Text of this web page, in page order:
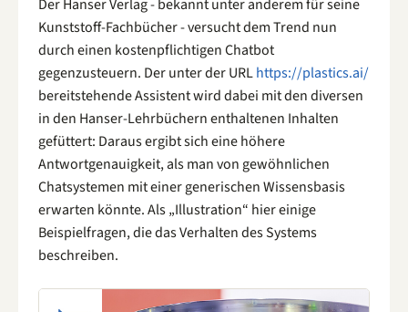
Der Hanser Verlag - bekannt unter anderem für seine
Kunststoff-Fachbücher - versucht dem Trend nun
durch einen kostenpflichtigen Chatbot
gegenzusteuern. Der unter der URLhttps://plastics.ai/
bereitstehende Assistent wird dabei mit den diversen
in den Hanser-Lehrbüchern enthaltenen Inhalten
gefüttert: Daraus ergibt sich eine höhere
Antwortgenauigkeit, als man von gewöhnlichen
Chatsystemen mit einer generischen Wissensbasis
erwarten könnte. Als „Illustration“ hier einige
Beispielfragen, die das Verhalten des Systems
beschreiben.